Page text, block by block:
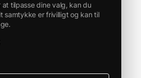
tilpasse dine valg, kan du
samtykke er frivilligt og kan til